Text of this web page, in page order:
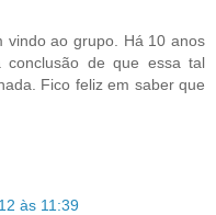
vindo ao grupo. Há 10 anos
de que essa tal
Fico feliz em saber que
às 11:39